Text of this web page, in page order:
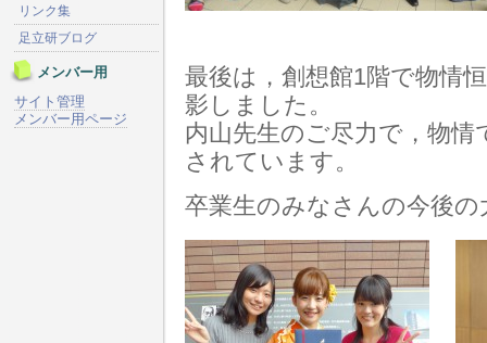
最後は，創想館1階で物情
影しました。
内山先生のご尽力で，物
されています。
卒業生のみなさんの今後
リンク集
足立研ブログ
メンバー用
サイト管理
メンバー用ページ